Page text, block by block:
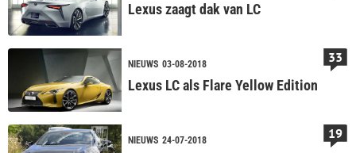
Lexus zaagt dak van LC
NIEUWS 03-08-2018
Lexus LC als Flare Yellow Edition
33
NIEUWS 24-07-2018 19